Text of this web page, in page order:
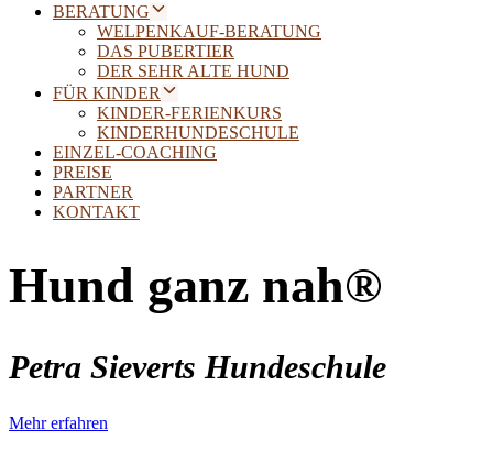
BERATUNG
WELPENKAUF-BERATUNG
DAS PUBERTIER
DER SEHR ALTE HUND
FÜR KINDER
KINDER-FERIENKURS
KINDERHUNDESCHULE
EINZEL-COACHING
PREISE
PARTNER
KONTAKT
Hund ganz nah®
Petra Sieverts Hundeschule
Mehr erfahren